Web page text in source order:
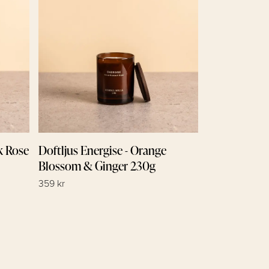
Doftljus Energise - Orange
Blossom & Ginger 230g
359 kr